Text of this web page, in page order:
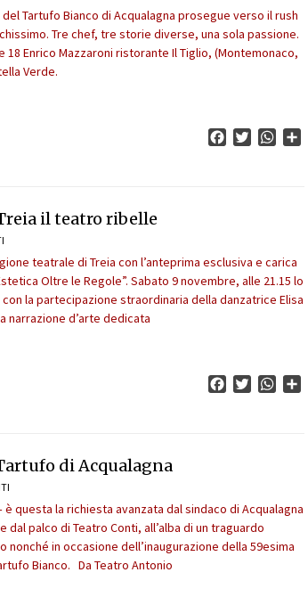
Tartufo Bianco di Acqualagna prosegue verso il rush
Tre chef, tre storie diverse, una sola passione.
Enrico Mazzaroni ristorante Il Tiglio, (Montemonaco,
Verde.
FacebookTwitter
il teatro ribelle
teatrale di Treia con l’anteprima esclusiva e carica
Oltre le Regole”. Sabato 9 novembre, alle 21.15 lo
la partecipazione straordinaria della danzatrice Elisa
narrazione d’arte dedicata
FacebookTwitter
di Acqualagna
è questa la richiesta avanzata dal sindaco di Acqualagna
dal palco di Teatro Conti, all’alba di un traguardo
in occasione dell’inaugurazione della 59esima
Bianco. Da Teatro Antonio